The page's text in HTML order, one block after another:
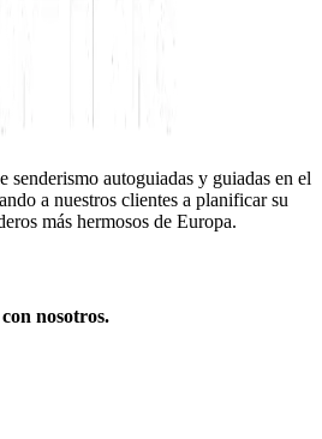
senderismo autoguiadas y guiadas en el
a nuestros clientes a planificar su
más hermosos de Europa.
nosotros.